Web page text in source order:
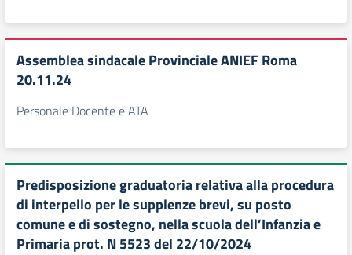
Assemblea sindacale Provinciale ANIEF Roma
20.11.24
Personale Docente e ATA
Predisposizione graduatoria relativa alla procedura
di interpello per le supplenze brevi, su posto
comune e di sostegno, nella scuola dell’Infanzia e
Primaria prot. N 5523 del 22/10/2024